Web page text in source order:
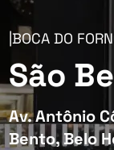
|BOCA DO
São
Av. Antônio
Bento, Belo